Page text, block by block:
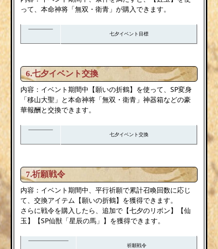
って、本命神将「無双・衛青」が購入できます。
七夕イベント目標
6.七夕イベント交換
内容：イベント期間中【願いの折鶴】を使って、SP変身
「移山大聖」と本命神将「無双・衛青」神器箱などの豪
華報酬と交換できます。
七夕イベント交換
7.祈願戦令
内容：イベント期間中、平行祈願で累計召喚回数に応じ
て、交換アイテム【願いの折鶴】を獲得できます。
さらに戦令を購入したら、追加で【七夕のリボン】【仙
玉】【SP仙獣「星辰の馬」】を獲得できます。
祈願戦令